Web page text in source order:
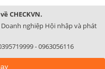
CHECKVN.
nghiệp Hội nhập và phát
-0963056116